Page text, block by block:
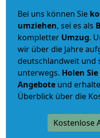
Bei uns können Sie
umziehen, sei es als
kompletter Umzug.
wir über die Jahre
deutschlandweit und
unterwegs. Holen
Angebote und
Überblick über die
Kostenlose